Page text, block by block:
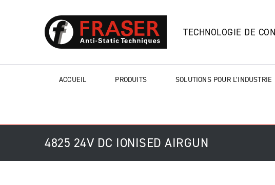
TECHNOLOGIE DE
ACCUEIL PRODUITS SOLUTIONS POUR L’INDUSTRIE
4825 24V DC IONISED AIRGUN